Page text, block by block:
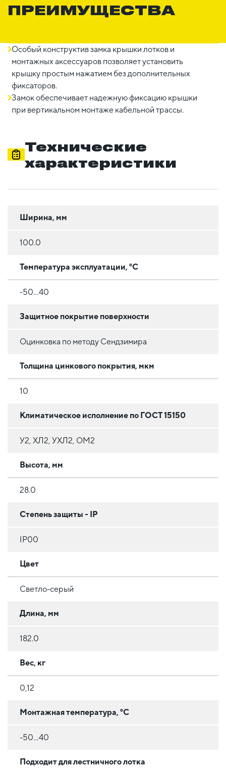
ПРЕИМУЩЕСТВА
Особый конструктив замка крышки лотков и
монтажных аксессуаров позволяет установить
крышку простым нажатием без дополнительных
фиксаторов.
Замок обеспечивает надежную фиксацию крышки
при вертикальном монтаже кабельной трассы.
Технические
характеристики
Ширина, мм
100.0
Температура эксплуатации, °C
-50...40
Защитное покрытие поверхности
Оцинковка по методу Сендзимира
Толщина цинкового покрытия, мкм
10
Климатическое исполнение по ГОСТ 15150
У2, ХЛ2, УХЛ2, ОМ2
Высота, мм
28.0
Степень защиты - IP
IP00
Цвет
Светло-серый
Длина, мм
182.0
Вес, кг
0,12
Монтажная температура, °C
-50...40
Подходит для лестничного лотка